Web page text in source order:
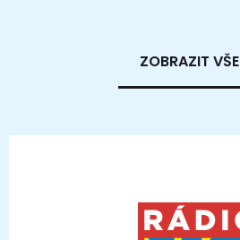
ZOBRAZIT VŠE